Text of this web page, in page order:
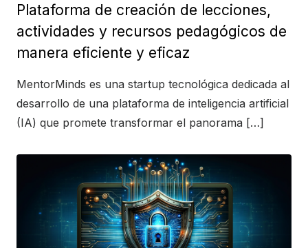
Plataforma de creación de lecciones,
actividades y recursos pedagógicos de
manera eficiente y eficaz
MentorMinds es una startup tecnológica dedicada al
desarrollo de una plataforma de inteligencia artificial
(IA) que promete transformar el panorama […]